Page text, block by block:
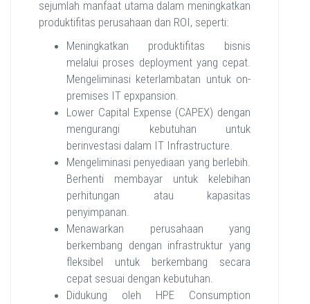
sejumlah manfaat utama dalam meningkatkan
produktifitas perusahaan dan ROI, seperti:
Meningkatkan produktifitas bisnis
melalui proses deployment yang cepat.
Mengeliminasi keterlambatan untuk on-
premises IT epxpansion.
Lower Capital Expense (CAPEX) dengan
mengurangi kebutuhan untuk
berinvestasi dalam IT Infrastructure.
Mengeliminasi penyediaan yang berlebih.
Berhenti membayar untuk kelebihan
perhitungan atau kapasitas
penyimpanan.
Menawarkan perusahaan yang
berkembang dengan infrastruktur yang
fleksibel untuk berkembang secara
cepat sesuai dengan kebutuhan.
Didukung oleh HPE Consumption